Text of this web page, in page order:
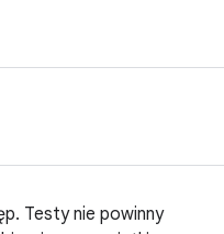
Testy nie powinny